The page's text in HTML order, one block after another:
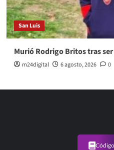
San Luis
Murió Rodrigo Britos tras
m24digital 6 agosto, 2026 0